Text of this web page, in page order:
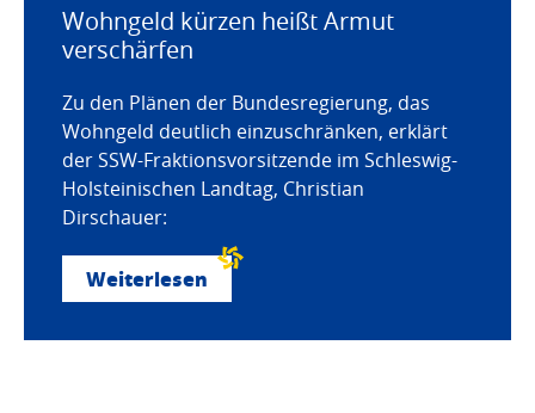
Wohngeld kürzen heißt Armut
verschärfen
Zu den Plänen der Bundesregierung, das
Wohngeld deutlich einzuschränken, erklärt
der SSW-Fraktionsvorsitzende im Schleswig-
Holsteinischen Landtag, Christian
Dirschauer:
Weiterlesen